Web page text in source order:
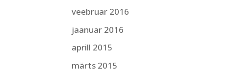
veebruar 2016
jaanuar 2016
aprill 2015
märts 2015